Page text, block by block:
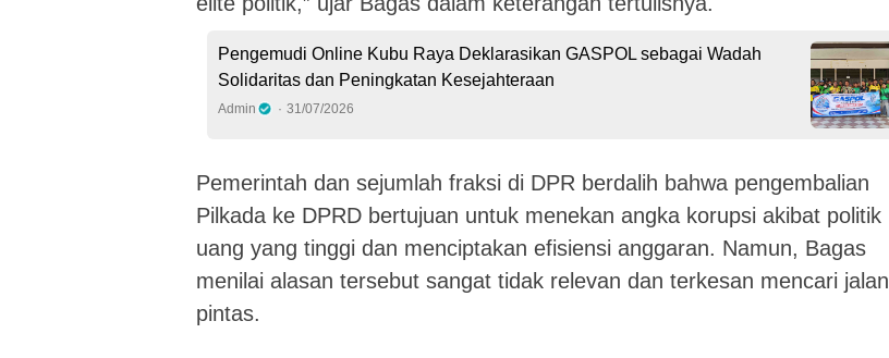
Pengemudi Online Kubu Raya Deklarasikan GASPOL sebagai Wadah
Solidaritas dan Peningkatan Kesejahteraan
Admin 31/07/2026
Pemerintah dan sejumlah fraksi di DPR berdalih bahwa pengembalian
Pilkada ke DPRD bertujuan untuk menekan angka korupsi akibat politik
uang yang tinggi dan menciptakan efisiensi anggaran. Namun, Bagas
menilai alasan tersebut sangat tidak relevan dan terkesan mencari jalan
pintas.